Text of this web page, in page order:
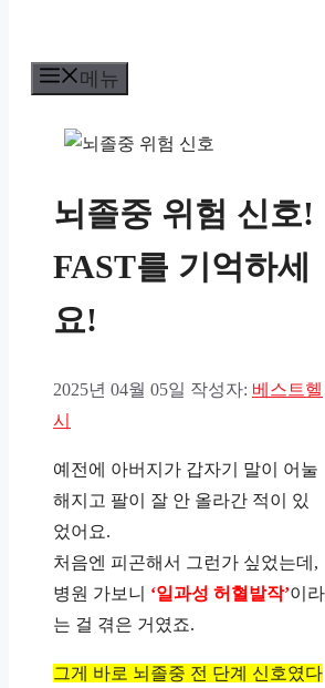
메뉴
뇌졸중 위험 신호!
FAST를 기억하세
요!
2025년 04월 05일 작성자: 베스트헬
시
예전에 아버지가 갑자기 말이 어눌
해지고 팔이 잘 안 올라간 적이 있
었어요.
처음엔 피곤해서 그런가 싶었는데,
병원 가보니 ‘일과성 허혈발작’이라
는 걸 겪은 거였죠.
그게 바로 뇌졸중 전 단계 신호였다